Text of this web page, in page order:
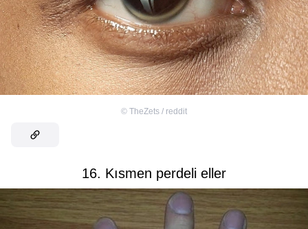
© TheZets / reddit
16. Kısmen perdeli eller